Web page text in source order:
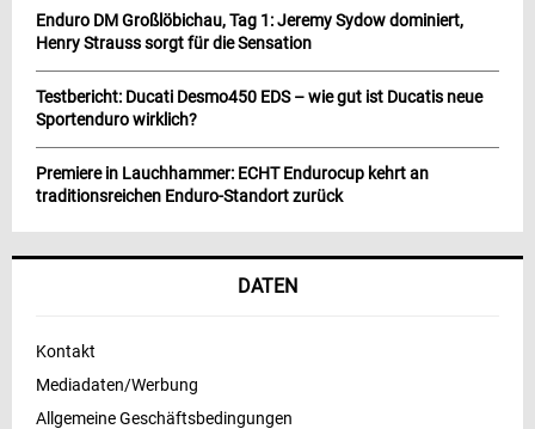
Enduro DM Großlöbichau, Tag 1: Jeremy Sydow dominiert,
Henry Strauss sorgt für die Sensation
Testbericht: Ducati Desmo450 EDS – wie gut ist Ducatis neue
Sportenduro wirklich?
Premiere in Lauchhammer: ECHT Endurocup kehrt an
traditionsreichen Enduro-Standort zurück
DATEN
Kontakt
Mediadaten/Werbung
Allgemeine Geschäftsbedingungen